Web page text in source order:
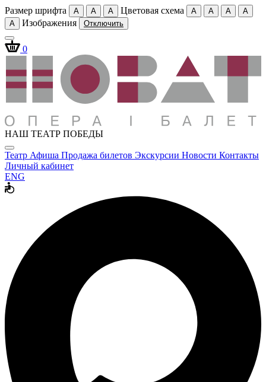
Размер шрифта A A A Цветовая схема A A A
A
A
Изображения Отключить
0
НАШ ТЕАТР ПОБЕДЫ
Театр Афиша Продажа билетов Экскурсии Новости Контакты
Личный кабинет
ENG